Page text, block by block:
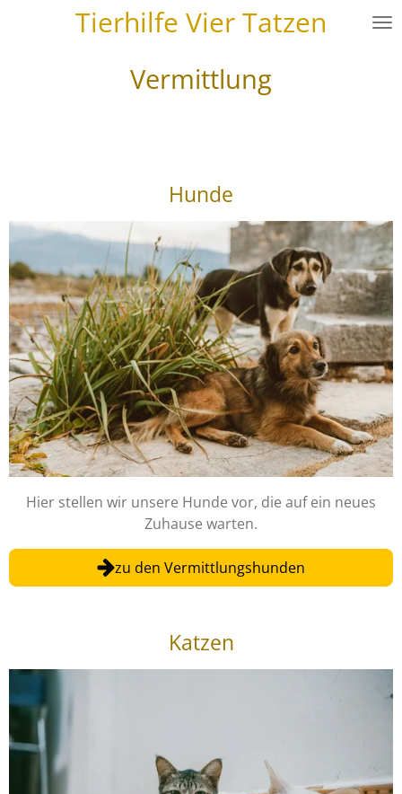
Tierhilfe Vier Tatzen
Vermittlung
Hunde
Hier stellen wir unsere Hunde vor, die auf ein neues
Zuhause warten.
zu den Vermittlungshunden
Katzen